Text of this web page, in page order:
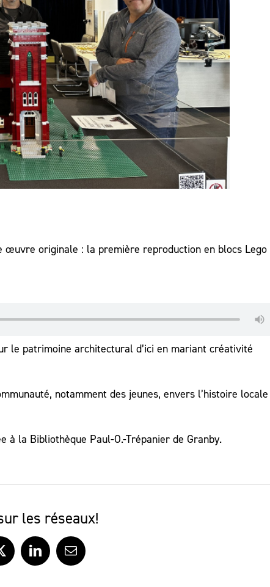
œuvre originale : la première reproduction en blocs Lego
le patrimoine architectural d’ici en mariant créativité
notamment des jeunes, envers l’histoire
à la Bibliothèque Paul-O.-Trépanier de Granby.
les réseaux!
LinkedInCourriel